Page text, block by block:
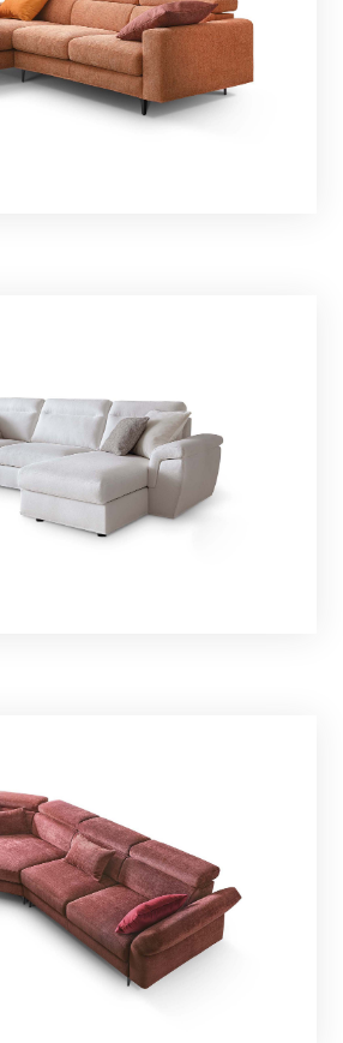
PRODOTTI
COLLEZIONI
NEW
RIVESTIMENTI
AZIENDA